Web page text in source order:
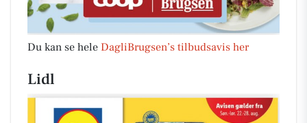
Du kan se hele DagliBrugsen’s tilbudsavis her
Lidl